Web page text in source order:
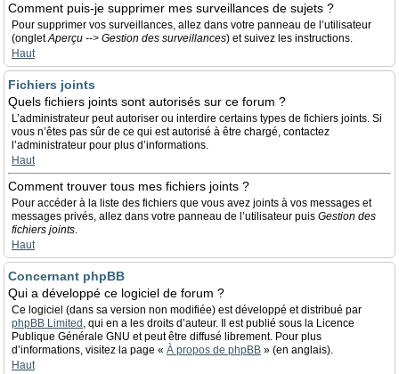
Comment puis-je supprimer mes surveillances de sujets ?
Pour supprimer vos surveillances, allez dans votre panneau de l’utilisateur
(ongletAperçu --> Gestion des surveillances) et suivez les instructions.
Haut
Fichiers joints
Quels fichiers joints sont autorisés sur ce forum ?
L’administrateur peut autoriser ou interdire certains types de fichiers joints. Si
vous n’êtes pas sûr de ce qui est autorisé à être chargé, contactez
l’administrateur pour plus d’informations.
Haut
Comment trouver tous mes fichiers joints ?
Pour accéder à la liste des fichiers que vous avez joints à vos messages et
messages privés, allez dans votre panneau de l’utilisateur puis Gestion des
fichiers joints.
Haut
Concernant phpBB
Qui a développé ce logiciel de forum ?
Ce logiciel (dans sa version non modifiée) est développé et distribué par
phpBB Limited , qui en a les droits d’auteur. Il est publié sous la Licence
Publique Générale GNU et peut être diffusé librement. Pour plus
d’informations, visitez la page « À propos de phpBB » (en anglais).
Haut